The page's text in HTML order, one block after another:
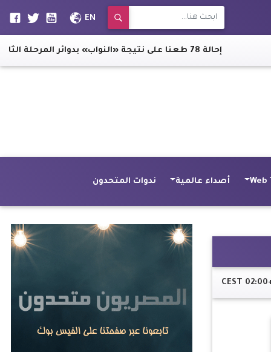
EN
Web أصداء عالمية ندوات المتحدون